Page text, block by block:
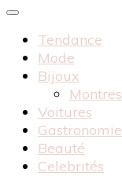
Tendance
Mode
Bijoux
Montres
Voitures
Gastronomie
Beauté
Celebrités